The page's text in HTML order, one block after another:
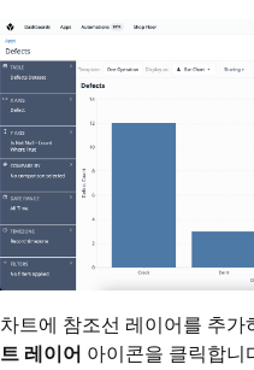
차트에 참조선 레이어를 추가
트 레이어 아이콘을 클릭합니